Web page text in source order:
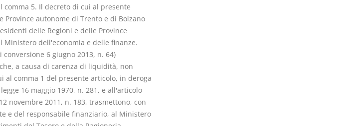
5. Il decreto di cui al presente
Province autonome di Trento e di Bolzano
delle Regioni e delle Province
dell'economia e delle finanze.
6 giugno 2013, n. 64)
a causa di carenza di liquidità, non
al comma 1 del presente articolo, in deroga
16 maggio 1970, n. 281, e all'articolo
novembre 2011, n. 183, trasmettono, con
e del responsabile finanziario, al Ministero